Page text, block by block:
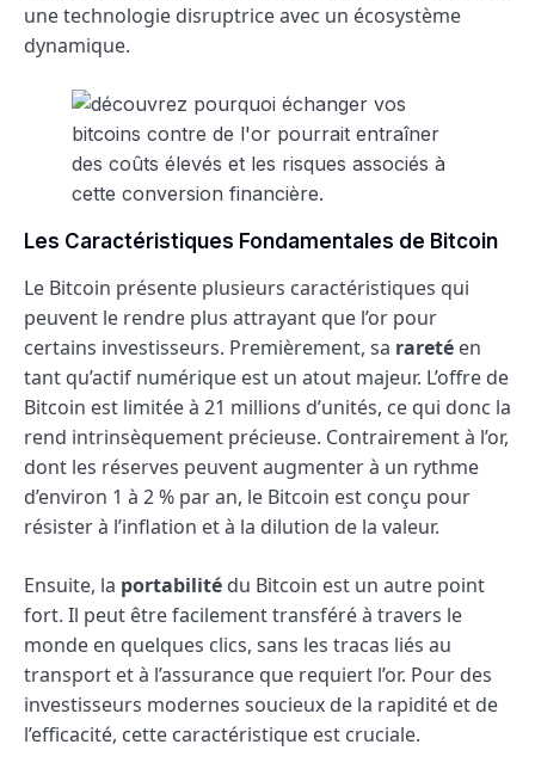
une technologie disruptrice avec un écosystème
dynamique.
Les Caractéristiques Fondamentales de Bitcoin
Le Bitcoin présente plusieurs caractéristiques qui
peuvent le rendre plus attrayant que l’or pour
certains investisseurs. Premièrement, sa rareté en
tant qu’actif numérique est un atout majeur. L’offre de
Bitcoin est limitée à 21 millions d’unités, ce qui donc la
rend intrinsèquement précieuse. Contrairement à l’or,
dont les réserves peuvent augmenter à un rythme
d’environ 1 à 2 % par an, le Bitcoin est conçu pour
résister à l’inflation et à la dilution de la valeur.
Ensuite, la portabilité du Bitcoin est un autre point
fort. Il peut être facilement transféré à travers le
monde en quelques clics, sans les tracas liés au
transport et à l’assurance que requiert l’or. Pour des
investisseurs modernes soucieux de la rapidité et de
l’efficacité, cette caractéristique est cruciale.